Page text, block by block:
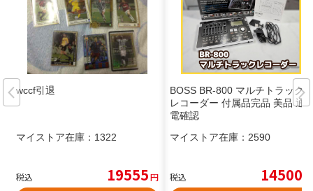
wccf引退
マイストア在庫： 1322
税込 19555円
BOSS BR-800 マルチトラック
レコーダー 付属品完品 美品 通
電確認
マイストア在庫： 2590
税込 14500